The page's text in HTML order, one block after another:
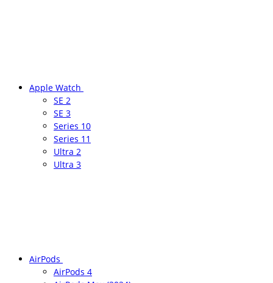
Apple Watch
SE 2
SE 3
Series 10
Series 11
Ultra 2
Ultra 3
AirPods
AirPods 4